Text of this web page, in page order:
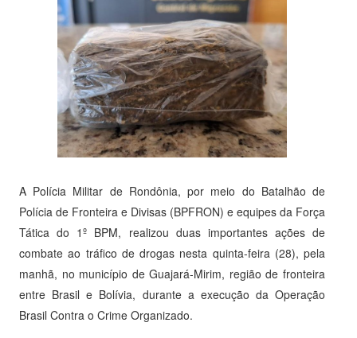
A Polícia Militar de Rondônia, por meio do Batalhão de
Polícia de Fronteira e Divisas (BPFRON) e equipes da Força
Tática do 1º BPM, realizou duas importantes ações de
combate ao tráfico de drogas nesta quinta-feira (28), pela
manhã, no município de Guajará-Mirim, região de fronteira
entre Brasil e Bolívia, durante a execução da Operação
Brasil Contra o Crime Organizado.